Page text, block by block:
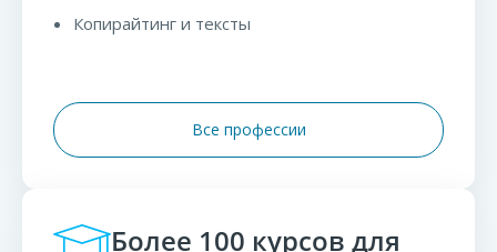
Копирайтинг и тексты
Все профессии
Более 100 курсов для